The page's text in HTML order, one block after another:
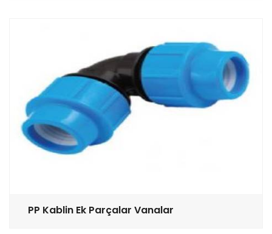
PP Kablin Ek Parçalar Vanalar